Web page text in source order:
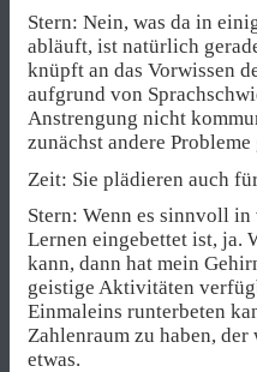
Stern: Nein, was da in
abläuft, ist natürlich
knüpft an das Vorwissen
aufgrund von
Anstrengung nicht
zunächst andere
Zeit: Sie plädieren auch
Stern: Wenn es sinnvoll
Lernen eingebettet ist, ja.
kann, dann hat mein
geistige Aktivitäten
Einmaleins runterbeten
Zahlenraum zu haben,
etwas.